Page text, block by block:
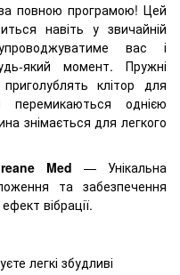
повною програмою! Цей
навіть у звичайній
вас і
який момент. Пружні
клітор для
перемикаються однією
знімається для легкого
Med — Унікальна
та забезпечення
вібрації.
легкі збудливі